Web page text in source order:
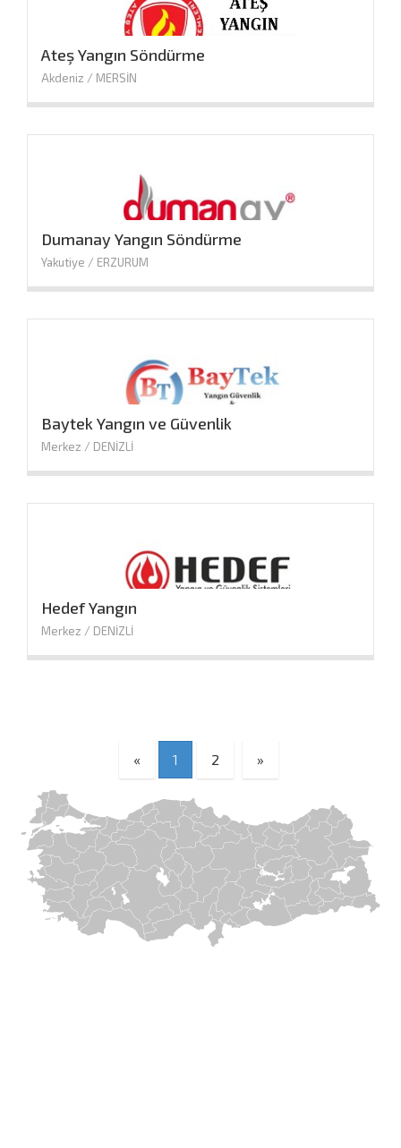
Ateş Yangın Söndürme
Akdeniz / MERSİN
Dumanay Yangın Söndürme
Yakutiye / ERZURUM
Baytek Yangın ve Güvenlik
Merkez / DENİZLİ
Hedef Yangın
Merkez / DENİZLİ
«Önceki1 2 »Sonraki